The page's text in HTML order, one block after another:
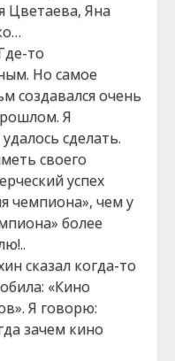
Яна
то
Но самое
создавался очень
Я
сделать.
своего
успех
чемпиона», чем у
более
сказал когда-то
«Кино
Я говорю:
зачем кино